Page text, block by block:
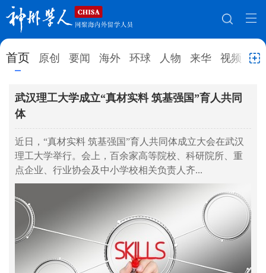
首页 原创 要闻 海外 环球 人物 来华 视频 教
网站地图
原创 要闻 海外
教育 就业创业 合作办学 直播访谈
留学 人才 学术
实用信息
招聘信息
武汉理工大学成立“真材实料 筑基强国”育人共同
体
近日，“真材实料 筑基强国”育人共同体成立大会在武汉
理工大学举行。会上，百余家高等院校、科研院所、重
点企业、行业协会及中小学校相关负责人齐...